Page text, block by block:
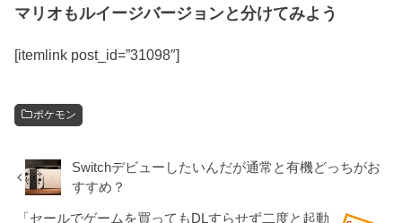
マリオもルイージバージョンと分けてみよう
[itemlink post_id=”31098″]
ポケモン
Switchデビューしたいんだが通常と有機どっちがお
すすめ？
「セールでゲームを買ってもDLすらせず二度と起動